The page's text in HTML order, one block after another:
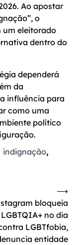
Ao apostar
o
um eleitorado
dentro do
dependerá
da
influência para
como uma
político
indignação,
bloqueia
no dia
LGBTfobia,
entidade
⟶